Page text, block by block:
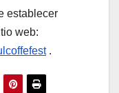
establecer
web:
.